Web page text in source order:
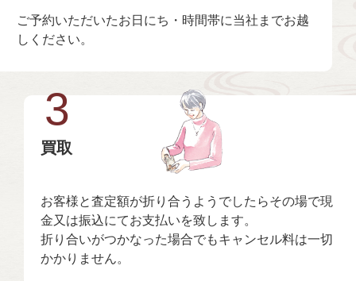
ご予約いただいたお日にち・時間帯に当社までお越
しください。
3
買取
お客様と査定額が折り合うようでしたらその場で現
金又は振込にてお支払いを致します。
折り合いがつかなった場合でもキャンセル料は一切
かかりません。